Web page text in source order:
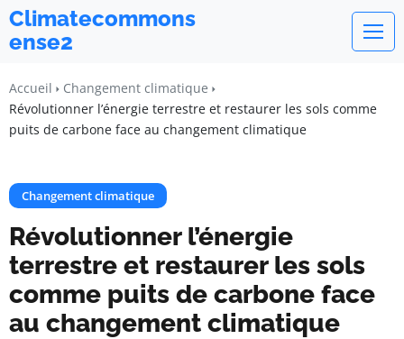
Climatecommons
ense2
Accueil
Changement climatique
Révolutionner l’énergie terrestre et restaurer les sols comme
puits de carbone face au changement climatique
Changement climatique
Révolutionner l’énergie
terrestre et restaurer les sols
comme puits de carbone face
au changement climatique